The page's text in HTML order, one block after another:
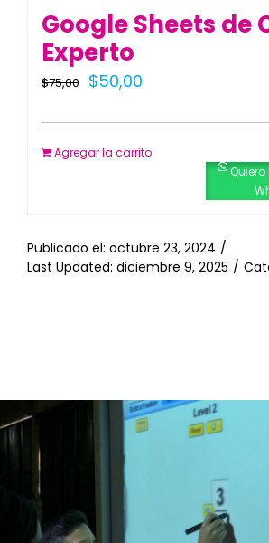
Google Sheets de
Experto
$75,00 El
$50,00El
Agregar la carrito
Publicado el: octubre 23, 2024 /
Last Updated: diciembre 9, 2025 /